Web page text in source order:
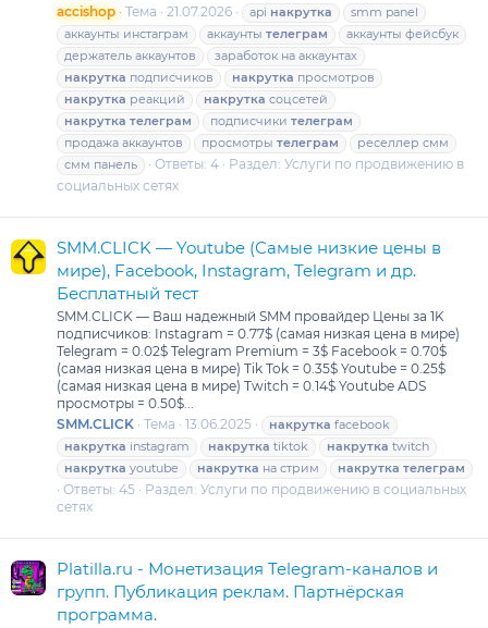
accishop Тема 21.07.2026 api накрутка
smm panel
аккаунты инстаграм
аккаунты телеграм
аккаунты фейсбук
держатель аккаунтов
заработок на аккаунтах
накрутка подписчиков накрутка просмотров
накрутка реакций накрутка соцсетей
накрутка телеграм подписчики телеграм
продажа аккаунтов
просмотры телеграм
реселлер смм
смм панель
Ответы: 4 Раздел: Услуги по продвижению в
социальных сетях
SMM.CLICK — Youtube (Самые низкие цены в
мире), Facebook, Instagram, Telegram и др.
Бесплатный тест
SMM.CLICK — Ваш надежный SMM провайдер Цены за 1K
подписчиков: Instagram = 0.77$ (самая низкая цена в мире)
Telegram = 0.02$ Telegram Premium = 3$ Facebook = 0.70$
(самая низкая цена в мире) Tik Tok = 0.35$ Youtube = 0.25$
(самая низкая цена в мире) Twitch = 0.14$ Youtube ADS
просмотры = 0.50$...
SMM.CLICK Тема 13.06.2025 накрутка facebook
накрутка instagram накрутка tiktok накрутка twitch
накрутка youtube накрутка на стрим накрутка телеграм
Ответы: 45 Раздел: Услуги по продвижению в социальных
сетях
Platilla.ru - Монетизация Telegram-каналов и
групп. Публикация реклам. Партнёрская
программа.